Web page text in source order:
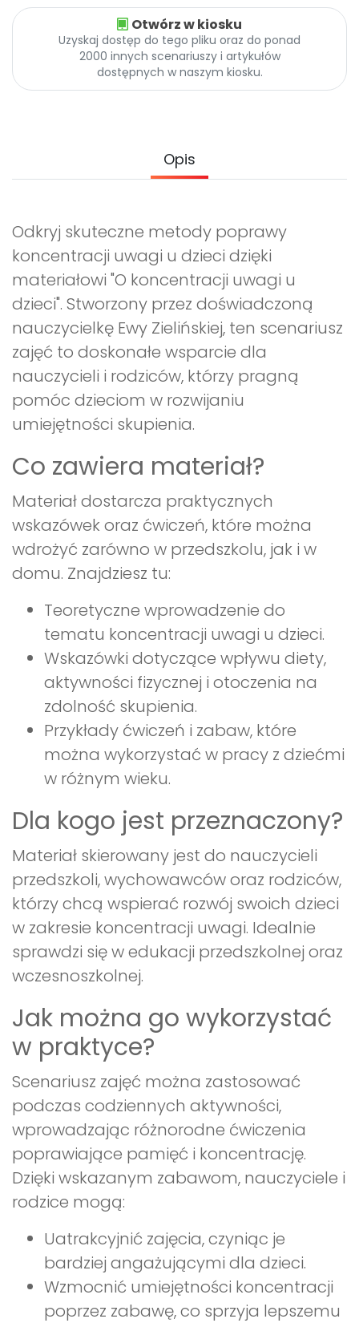
Archiwalne numery
Pomoc
Otwórz w kiosku
Uzyskaj dostęp do tego pliku oraz do ponad
2000 innych scenariuszy i artykułów
dostępnych w naszym kiosku.
Opis
Odkryj skuteczne metody poprawy
koncentracji uwagi u dzieci dzięki
materiałowi "O koncentracji uwagi u
dzieci". Stworzony przez doświadczoną
nauczycielkę Ewy Zielińskiej, ten scenariusz
zajęć to doskonałe wsparcie dla
nauczycieli i rodziców, którzy pragną
pomóc dzieciom w rozwijaniu
umiejętności skupienia.
Co zawiera materiał?
Materiał dostarcza praktycznych
wskazówek oraz ćwiczeń, które można
wdrożyć zarówno w przedszkolu, jak i w
domu. Znajdziesz tu:
Teoretyczne wprowadzenie do
tematu koncentracji uwagi u dzieci.
Wskazówki dotyczące wpływu diety,
aktywności fizycznej i otoczenia na
zdolność skupienia.
Przykłady ćwiczeń i zabaw, które
można wykorzystać w pracy z dziećmi
w różnym wieku.
Dla kogo jest przeznaczony?
Materiał skierowany jest do nauczycieli
przedszkoli, wychowawców oraz rodziców,
którzy chcą wspierać rozwój swoich dzieci
w zakresie koncentracji uwagi. Idealnie
sprawdzi się w edukacji przedszkolnej oraz
wczesnoszkolnej.
Jak można go wykorzystać
w praktyce?
Scenariusz zajęć można zastosować
podczas codziennych aktywności,
wprowadzając różnorodne ćwiczenia
poprawiające pamięć i koncentrację.
Dzięki wskazanym zabawom, nauczyciele i
rodzice mogą:
Uatrakcyjnić zajęcia, czyniąc je
bardziej angażującymi dla dzieci.
Wzmocnić umiejętności koncentracji
poprzez zabawę, co sprzyja lepszemu